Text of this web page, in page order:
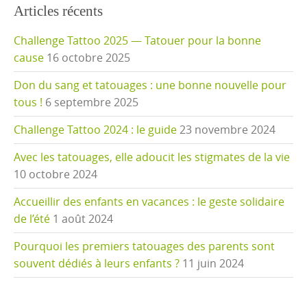
Articles récents
Challenge Tattoo 2025 — Tatouer pour la bonne
cause 16 octobre 2025
Don du sang et tatouages : une bonne nouvelle pour
tous ! 6 septembre 2025
Challenge Tattoo 2024 : le guide23 novembre 2024
Avec les tatouages, elle adoucit les stigmates de la vie
10 octobre 2024
Accueillir des enfants en vacances : le geste solidaire
de l’été 1 août 2024
Pourquoi les premiers tatouages des parents sont
souvent dédiés à leurs enfants ? 11 juin 2024